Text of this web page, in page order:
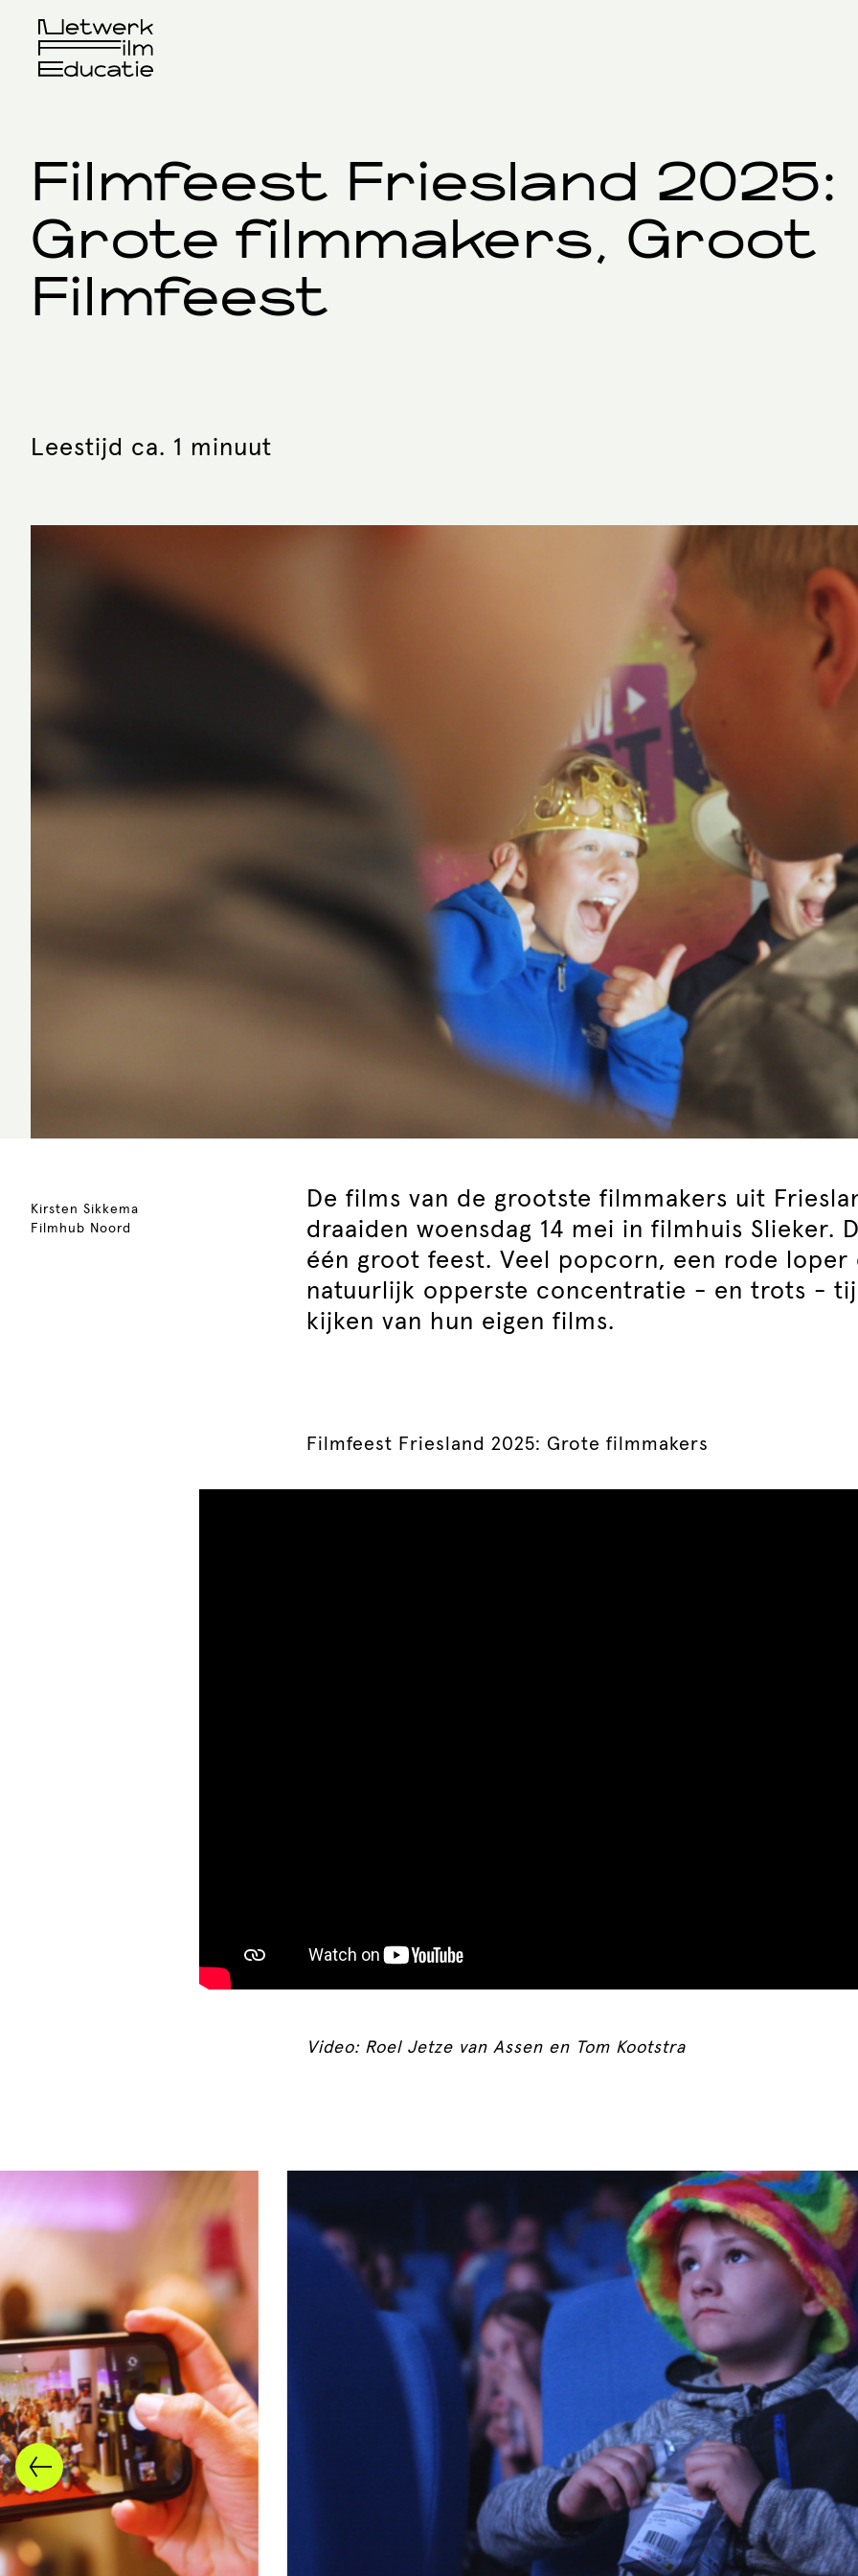
Filmfeest Friesland 2025:
Grote filmmakers, Groot
Filmfeest
Leestijd ca. 1 minuut
Kirsten Sikkema
Filmhub Noord
De films van de grootste filmmakers uit
draaiden woensdag 14 mei in filmhuis Slieker.
één groot feest. Veel popcorn, een rode loper
natuurlijk opperste concentratie - en trots -
kijken van hun eigen films.
Filmfeest Friesland 2025: Grote filmmakers
Video: Roel Jetze van Assen en Tom Kootstra